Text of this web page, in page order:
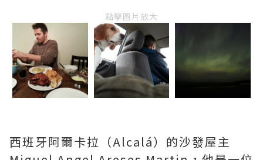
點擊圖片放大
西班牙阿爾卡拉（Alcalá）的沙發屋主